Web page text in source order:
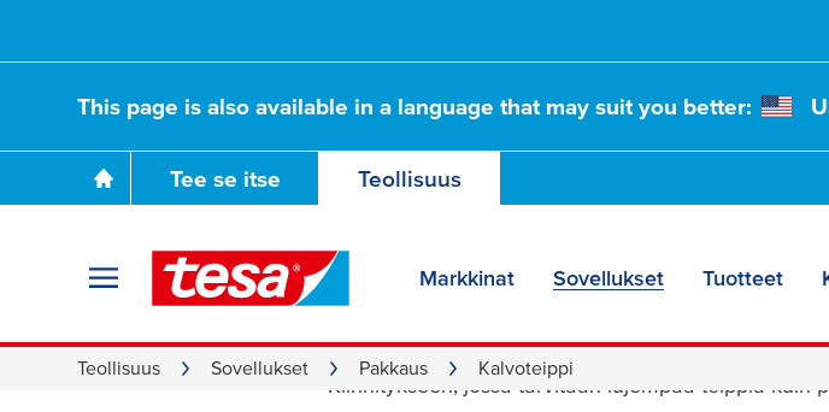
This page is also available in a language that may suit you better:
Tee se itse Teollisuus
Markkinat Sovellukset Tuotteet
Teollisuus Sovellukset Pakkaus Kalvoteippi
Perinteiset ja
Kiinnitykseen, jossa tarvitaan lujempaa teippiä